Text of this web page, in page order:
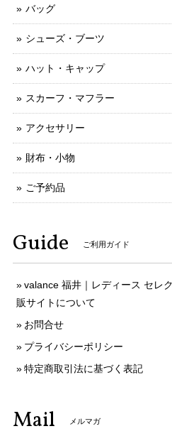
バッグ
シューズ・ブーツ
ハット・キャップ
スカーフ・マフラー
アクセサリー
財布・小物
ご予約品
Guide ご利用ガイド
valance 福井｜レディース セレ
販サイトについて
お問合せ
プライバシーポリシー
特定商取引法に基づく表記
Mail メルマガ